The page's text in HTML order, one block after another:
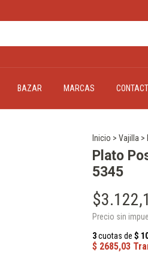
BAZAR MARCAS
Inicio > Vajilla >
Plato
5345
Precio sin